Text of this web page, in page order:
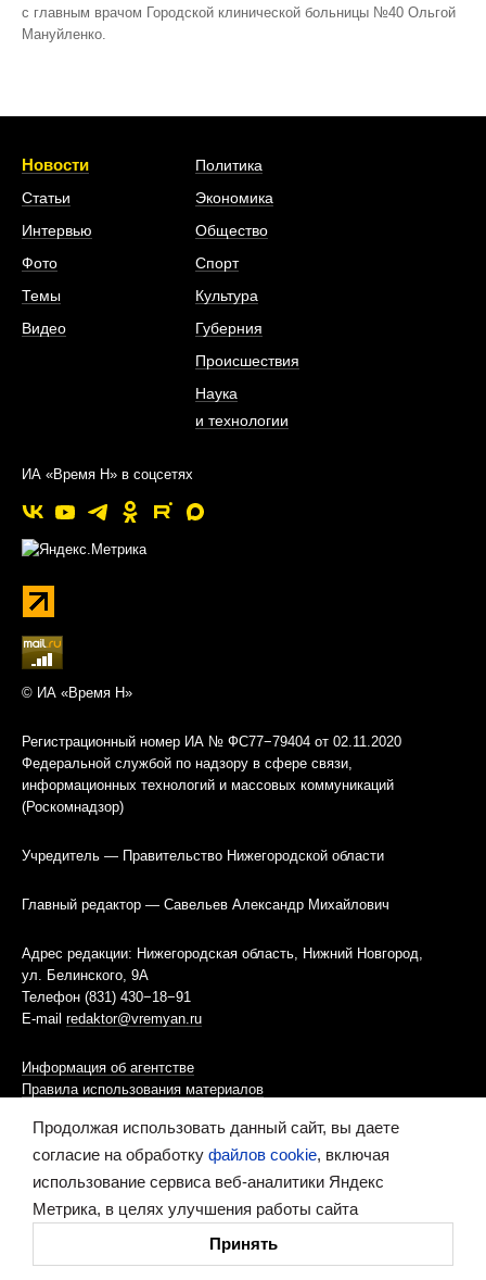
с главным врачом Городской клинической больницы №40 Ольгой
Мануйленко.
Новости
Статьи
Интервью
Фото
Темы
Видео
Политика
Экономика
Общество
Спорт
Культура
Губерния
Происшествия
Наука
и технологии
ИА «Время Н» в соцсетях
© ИА «Время Н»
Регистрационный номер ИА № ФС77−79404 от 02.11.2020
Федеральной службой по надзору в сфере связи,
информационных технологий и массовых коммуникаций
(Роскомнадзор)
Учредитель — Правительство Нижегородской области
Главный редактор — Савельев Александр Михайлович
Адрес редакции: Нижегородская область, Нижний Новгород,
ул. Белинского, 9А
Телефон (831) 430−18−91
E-mail redaktor@vremyan.ru
Информация об агентстве
Правила использования материалов
Информационная политика использования «cookies»-файлов
Ресурс содержит материалы 16+
Продолжая использовать данный сайт, вы даете
согласие на обработку файлов cookie, включая
использование сервиса веб-аналитики Яндекс
Метрика, в целях улучшения работы сайта
Принять